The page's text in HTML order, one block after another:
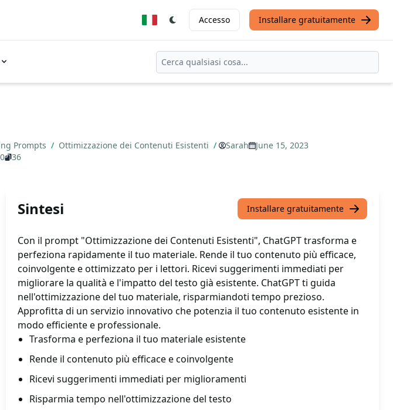
Accesso Installare gratuitamente
Prompts / Ottimizzazione dei Contenuti Esistenti / Sarah
June 15, 2023
0 36
Sintesi Installare gratuitamente
Con il prompt "Ottimizzazione dei Contenuti Esistenti", ChatGPT trasforma e
perfeziona rapidamente il tuo materiale. Rende il tuo contenuto più efficace,
coinvolgente e ottimizzato per i lettori. Ricevi suggerimenti immediati per
migliorare la qualità e l'impatto del testo già esistente. ChatGPT ti guida
nell'ottimizzazione del tuo materiale, risparmiandoti tempo prezioso.
Approfitta di un servizio innovativo che potenzia il tuo contenuto esistente in
modo efficiente e professionale.
Trasforma e perfeziona il tuo materiale esistente
Rende il contenuto più efficace e coinvolgente
Ricevi suggerimenti immediati per miglioramenti
Risparmia tempo nell'ottimizzazione del testo